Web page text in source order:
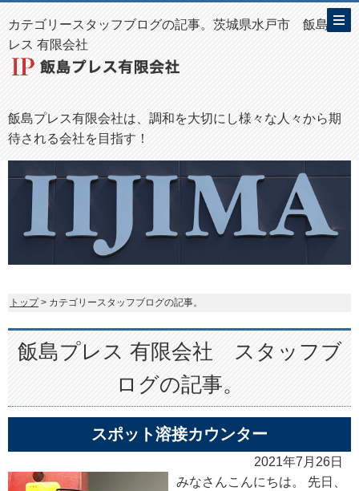
カテゴリースタッフブログの記事。茨城県水戸市 飯島プ
レス 有限会社
飯島プレス有限会社は、調和を大切にし様々な人々から期
待される会社を目指す！
トップ> カテゴリースタッフブログの記事。
飯島プレス 有限会社 スタッフブ
ログの記事。
スポット溶接カウンター
2021年7月26日
みなさんこんにちは。 先日、